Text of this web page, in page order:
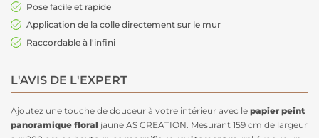
Pose facile et rapide
Application de la colle directement sur le mur
Raccordable à l'infini
L'AVIS DE L'EXPERT
Ajoutez une touche de douceur à votre intérieur avec le papier peint
panoramique floral jaune AS CREATION. Mesurant 159 cm de largeur